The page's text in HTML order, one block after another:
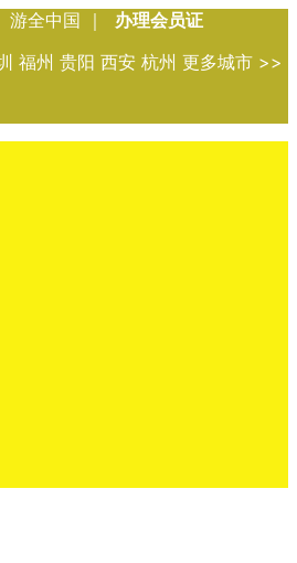
全中国 ｜
办理会员证
福州 贵阳 西安 杭州 更多城市 >>